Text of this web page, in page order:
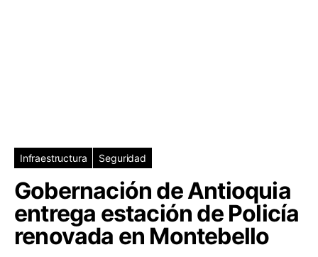
Infraestructura Seguridad
Gobernación de Antioquia
entrega estación de Policía
renovada en Montebello